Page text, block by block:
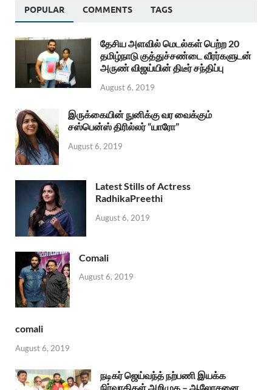
POPULAR COMMENTS TAGS
தேசிய அளவில் மெடல்கள் பெற்ற 20
தமிழ்நாடு குத்துச்சண்டை வீரர்களுடன்
அருண் விஜய்யின் திடீர் சந்திப்பு
August 6, 2019
இருக்கையின் நுனிக்கு வர வைக்கும்
சஸ்பென்ஸ் திரில்லர் “யாரோ”
August 6, 2019
Latest Stills of Actress
RadhikaPreethi
August 6, 2019
Comali
August 6, 2019
comali
August 6, 2019
நடிகர் ஜெய்வந்த் நற்பணி இயக்க
நிர்வாகிகள் அறிமுக – ஆலோசனை